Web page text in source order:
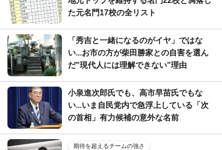
た元名門17校の全リスト
「秀吉と一緒になるのがイヤ」ではな
い...お市の方が柴田勝家との自害を選ん
だ"現代人には理解できない"理由
小泉進次郎氏でも、高市早苗氏でもな
い...いま自民党内で急浮上している「次
の首相」有力候補の意外な名前
期待を超えるチームの強さ